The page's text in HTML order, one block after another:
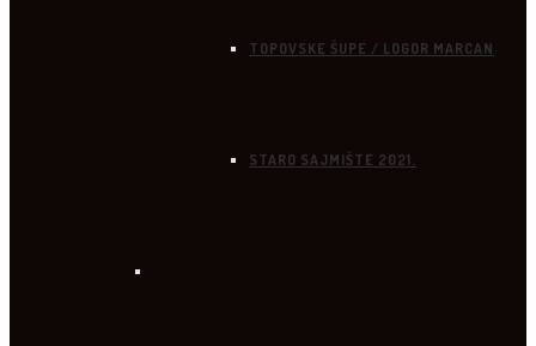
TOPOVSKE ŠUPE / LOGOR MARCAN
STARO SAJMIŠTE 2021.